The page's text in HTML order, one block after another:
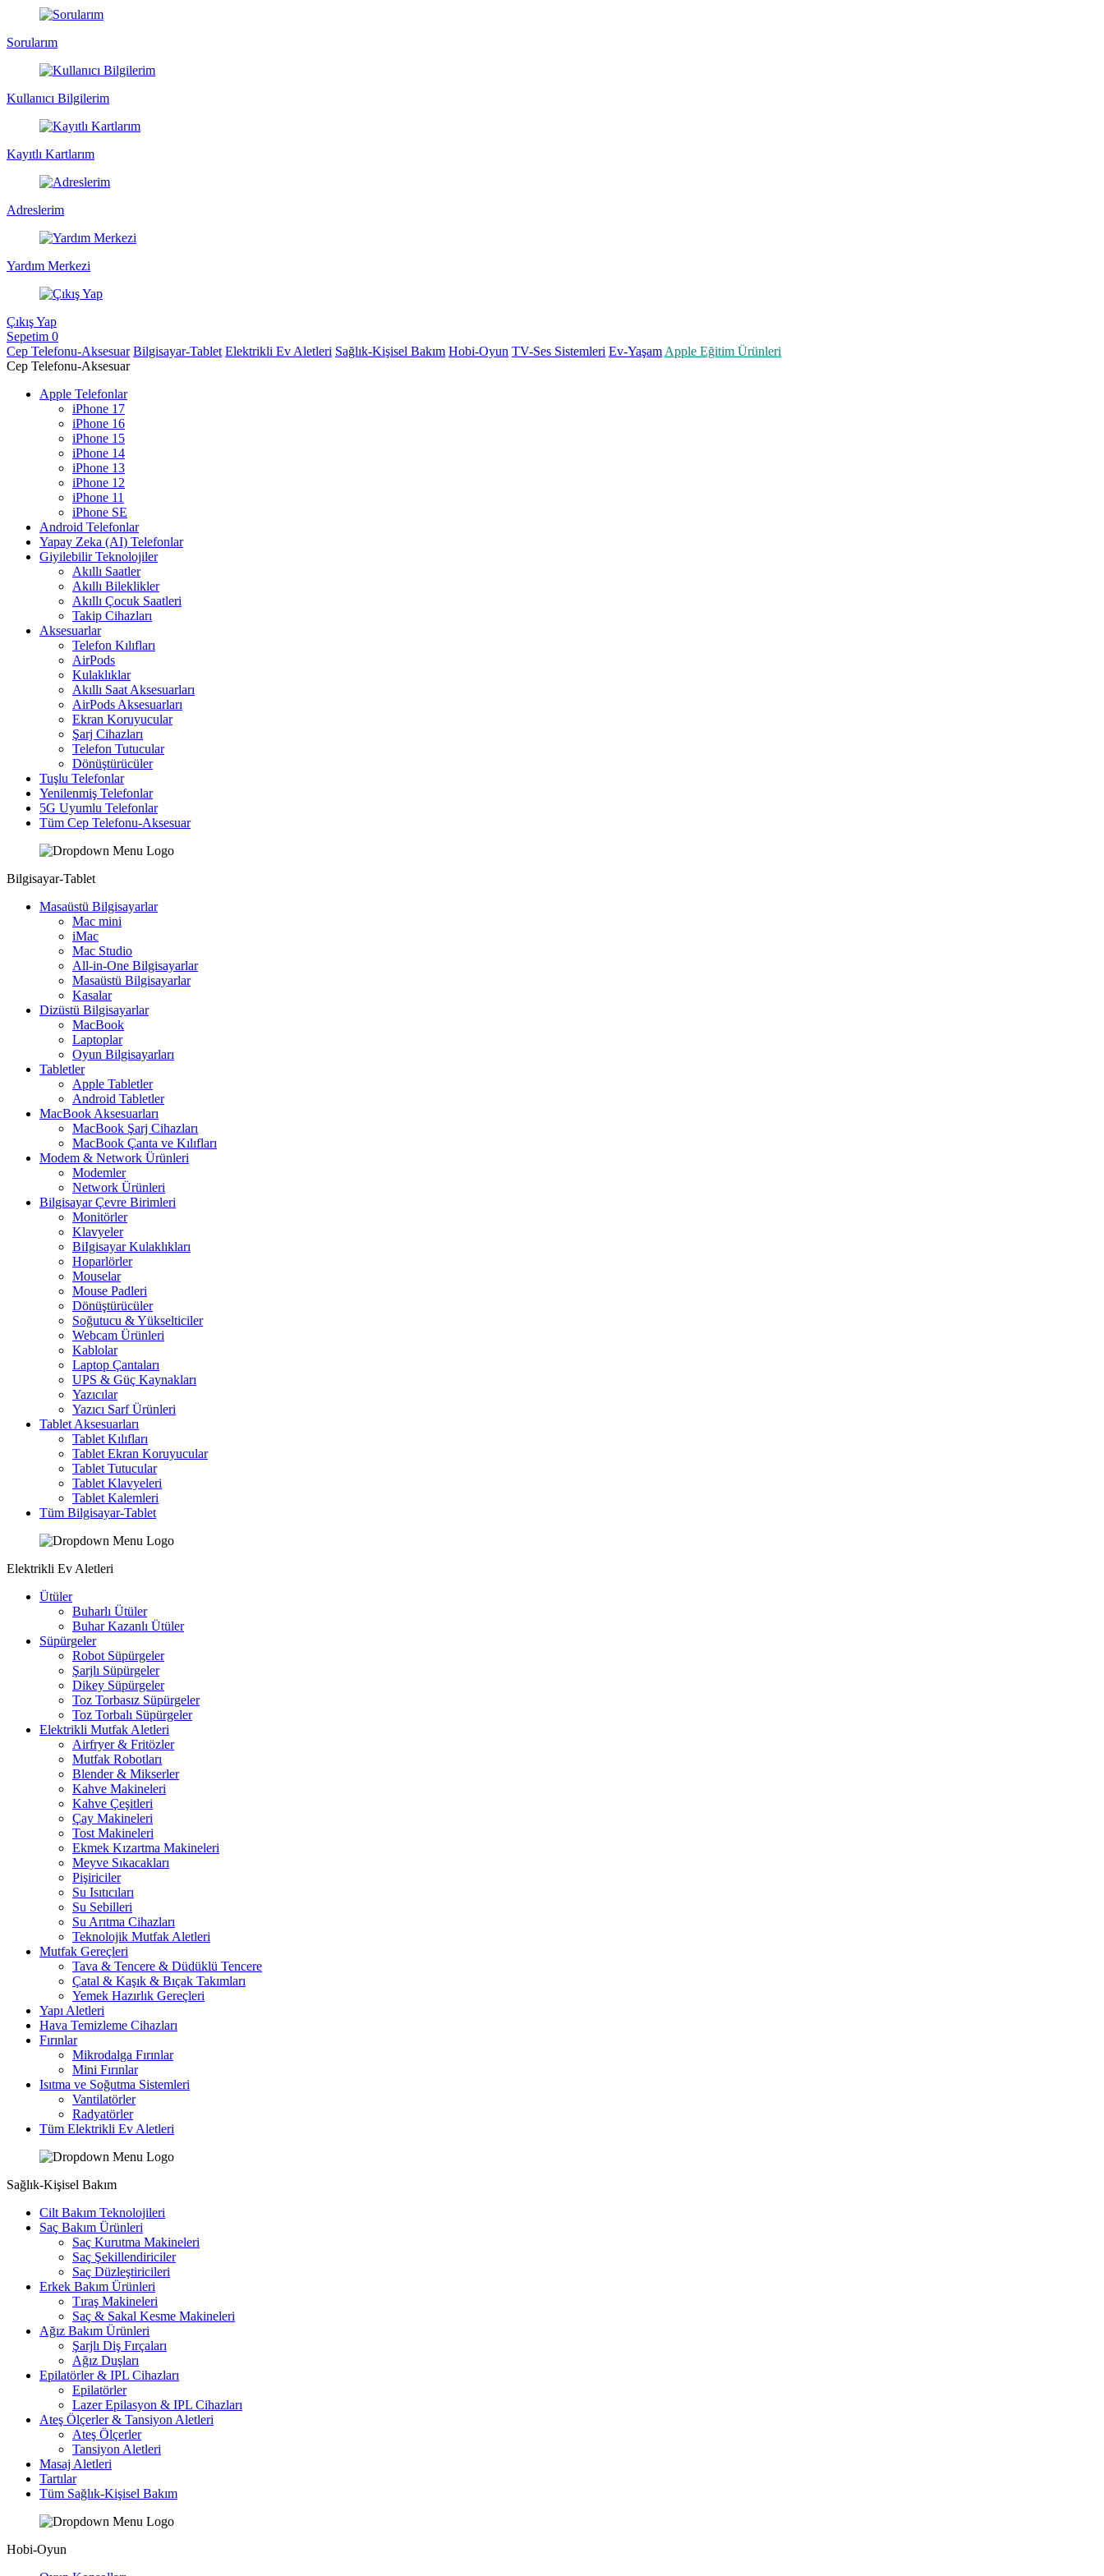
Sorularım
Kullanıcı Bilgilerim
Kayıtlı Kartlarım
Adreslerim
Yardım Merkezi
Çıkış Yap
Sepetim 0
Cep Telefonu-Aksesuar Bilgisayar-Tablet Elektrikli Ev Aletleri Sağlık-Kişisel Bakım Hobi-Oyun TV-Ses Sistemleri Ev-Yaşam Apple Eğitim Ürünleri
Cep Telefonu-Aksesuar
Apple Telefonlar
iPhone 17
iPhone 16
iPhone 15
iPhone 14
iPhone 13
iPhone 12
iPhone 11
iPhone SE
Android Telefonlar
Yapay Zeka (AI) Telefonlar
Giyilebilir Teknolojiler
Akıllı Saatler
Akıllı Bileklikler
Akıllı Çocuk Saatleri
Takip Cihazları
Aksesuarlar
Telefon Kılıfları
AirPods
Kulaklıklar
Akıllı Saat Aksesuarları
AirPods Aksesuarları
Ekran Koruyucular
Şarj Cihazları
Telefon Tutucular
Dönüştürücüler
Tuşlu Telefonlar
Yenilenmiş Telefonlar
5G Uyumlu Telefonlar
Tüm Cep Telefonu-Aksesuar
Bilgisayar-Tablet
Masaüstü Bilgisayarlar
Mac mini
iMac
Mac Studio
All-in-One Bilgisayarlar
Masaüstü Bilgisayarlar
Kasalar
Dizüstü Bilgisayarlar
MacBook
Laptoplar
Oyun Bilgisayarları
Tabletler
Apple Tabletler
Android Tabletler
MacBook Aksesuarları
MacBook Şarj Cihazları
MacBook Çanta ve Kılıfları
Modem & Network Ürünleri
Modemler
Network Ürünleri
Bilgisayar Çevre Birimleri
Monitörler
Klavyeler
BiIgisayar Kulaklıkları
Hoparlörler
Mouselar
Mouse Padleri
Dönüştürücüler
Soğutucu & Yükselticiler
Webcam Ürünleri
Kablolar
Laptop Çantaları
UPS & Güç Kaynakları
Yazıcılar
Yazıcı Sarf Ürünleri
Tablet Aksesuarları
Tablet Kılıfları
Tablet Ekran Koruyucular
Tablet Tutucular
Tablet Klavyeleri
Tablet Kalemleri
Tüm Bilgisayar-Tablet
Elektrikli Ev Aletleri
Ütüler
Buharlı Ütüler
Buhar Kazanlı Ütüler
Süpürgeler
Robot Süpürgeler
Şarjlı Süpürgeler
Dikey Süpürgeler
Toz Torbasız Süpürgeler
Toz Torbalı Süpürgeler
Elektrikli Mutfak Aletleri
Airfryer & Fritözler
Mutfak Robotları
Blender & Mikserler
Kahve Makineleri
Kahve Çeşitleri
Çay Makineleri
Tost Makineleri
Ekmek Kızartma Makineleri
Meyve Sıkacakları
Pişiriciler
Su Isıtıcıları
Su Sebilleri
Su Arıtma Cihazları
Teknolojik Mutfak Aletleri
Mutfak Gereçleri
Tava & Tencere & Düdüklü Tencere
Çatal & Kaşık & Bıçak Takımları
Yemek Hazırlık Gereçleri
Yapı Aletleri
Hava Temizleme Cihazları
Fırınlar
Mikrodalga Fırınlar
Mini Fırınlar
Isıtma ve Soğutma Sistemleri
Vantilatörler
Radyatörler
Tüm Elektrikli Ev Aletleri
Sağlık-Kişisel Bakım
Cilt Bakım Teknolojileri
Saç Bakım Ürünleri
Saç Kurutma Makineleri
Saç Şekillendiriciler
Saç Düzleştiricileri
Erkek Bakım Ürünleri
Tıraş Makineleri
Saç & Sakal Kesme Makineleri
Ağız Bakım Ürünleri
Şarjlı Diş Fırçaları
Ağız Duşları
Epilatörler & IPL Cihazları
Epilatörler
Lazer Epilasyon & IPL Cihazları
Ateş Ölçerler & Tansiyon Aletleri
Ateş Ölçerler
Tansiyon Aletleri
Masaj Aletleri
Tartılar
Tüm Sağlık-Kişisel Bakım
Hobi-Oyun